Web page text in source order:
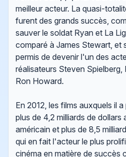
meilleur acteur. La quasi-
furent des grands succès,
sauver le soldat Ryan et La
comparé à James Stewart, et
permis de devenir l'un des
réalisateurs Steven
Ron Howard.
En 2012, les films auxquels il
plus de 4,2 milliards de
américain et plus de 8,5
qui en fait l'acteur le plus
cinéma en matière de succès